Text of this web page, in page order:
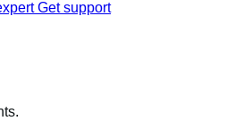
Get support